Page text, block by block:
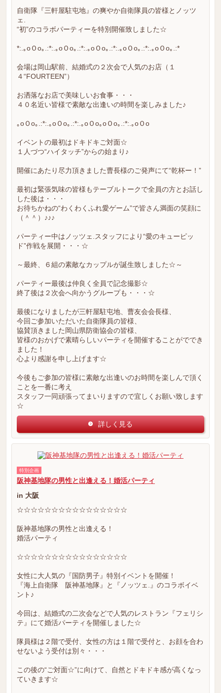
自衛隊『三軒屋駐屯地』の爽やか自衛隊員の皆様とノッツ
ェ.
“初”のコラボパーティーを特別開催致しました☆
*:.｡oＯo｡.:*:.｡oＯo｡.:*:.｡oＯo｡.:*:.｡oＯo｡.:*:.｡oＯo｡.:*
会場は岡山駅前、結婚式の２次会で人気のお店（１
４“FOURTEEN”）
お洒落なお店で美味しいお食事・・・
４０名近い皆様で素敵な出逢いの時間を楽しみました♪
｡oＯo｡.:*:.｡oＯo｡.:*:.｡oＯo｡oＯo｡.:*:.｡oＯo
イベントの最初はドキドキご対面☆
１人づつ“ハイタッチ”からの始まり♪
開催にあたり尽力頂きました曹長様のご発声にて“乾杯ー！”
最初は緊張気味の皆様もテーブルトークで全員の方とお話し
した後は・・・
お待ちかねの“わくわくふれ愛ゲーム”で皆さん満面の笑顔に
（＾＾）♪♪♪
パーティー中はノッツェ.スタッフにより“愛のキューピッ
ド”作戦を展開・・・☆
～最終、６組の素敵なカップルが誕生致しました☆～
パーティー最後は仲良く全員で記念撮影☆
終了後は２次会へ向かうグループも・・・☆
最後になりましたが三軒屋駐屯地、曹友会会長様、
今回ご参加いただいた自衛隊員の皆様、
協賛頂きました岡山県防衛協会の皆様、
皆様のおかげで素晴らしいパーティを開催することがででき
ました！
心より感謝を申し上げます☆
今後もご参加の皆様に素敵な出逢いのお時間を楽しんで頂く
ことを一番に考え
スタッフ一同頑張ってまいりますので宜しくお願い致します
☆
詳しく見る
特別企画
阪神基地隊の男性と出逢える！婚活パーティ
in 大阪
☆☆☆☆☆☆☆☆☆☆☆☆☆☆☆☆
阪神基地隊の男性と出逢える！
婚活パーティ
☆☆☆☆☆☆☆☆☆☆☆☆☆☆☆☆
女性に大人気の『国防男子』特別イベントを開催！
『海上自衛隊 阪神基地隊』と『ノッツェ.』のコラボイベ
ント♪
今回は、結婚式の二次会などで人気のレストラン『フェリシ
テ』にて婚活パーティを開催しました☆
隊員様は２階で受付、女性の方は１階で受付と、お顔を合わ
せないよう受付は別々・・・
この後の“ご対面☆”に向けて、自然とドキドキ感が高くなっ
ていきます☆